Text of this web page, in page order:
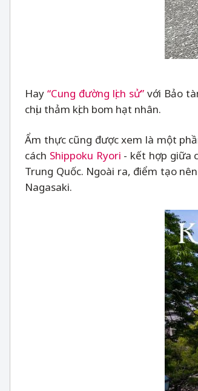
Hay “Cung đường lịch sử”với Bảo
chịu thảm kịch bom hạt nhân.
Ẩm thực cũng được xem là một
cách Shippoku Ryori - kết hợp giữa
Trung Quốc. Ngoài ra, điểm tạo
Nagasaki.